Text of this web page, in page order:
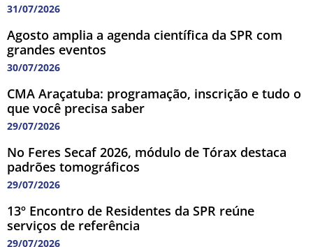
31/07/2026
Agosto amplia a agenda científica da SPR com
grandes eventos
30/07/2026
CMA Araçatuba: programação, inscrição e tudo o
que você precisa saber
29/07/2026
No Feres Secaf 2026, módulo de Tórax destaca
padrões tomográficos
29/07/2026
13º Encontro de Residentes da SPR reúne
serviços de referência
29/07/2026